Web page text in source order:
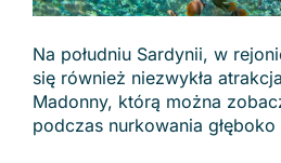
Na południu Sardynii, w
się również niezwykła
Madonny, którą można
podczas nurkowania